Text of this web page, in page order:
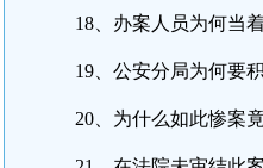
18、办案人员为何当
19、公安分局为何
20、为什么如此惨